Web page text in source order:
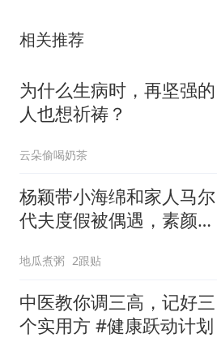
相关推荐
为什么生病时，再坚强的
人也想祈祷？
云朵偷喝奶茶
杨颖带小海绵和家人马尔
代夫度假被偶遇，素颜状
地瓜煮粥 2跟贴
中医教你调三高，记好三
个实用方 #健康跃动计划